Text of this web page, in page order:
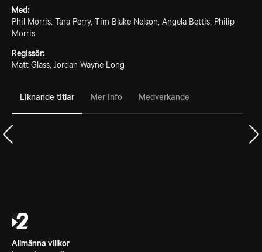
Med:
Phil Morris, Tara Perry, Tim Blake Nelson, Angela Bettis, Philip
Morris
Regissör:
Matt Glass, Jordan Wayne Long
Liknande titlar Mer info Medverkande
Allmänna villkor